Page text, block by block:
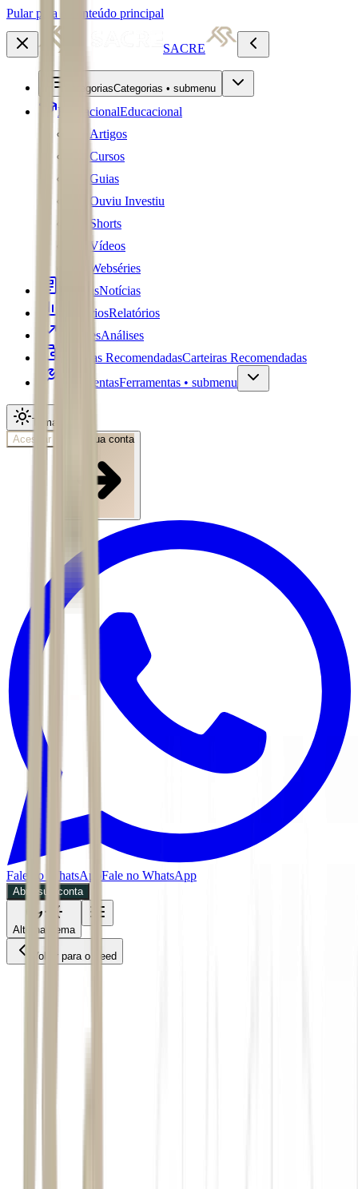
Pular para o conteúdo principal
SACRE
CategoriasCategorias • submenu
EducacionalEducacional
Artigos
Cursos
Guias
Ouviu Investiu
Shorts
Vídeos
Webséries
NotíciasNotícias
RelatóriosRelatórios
AnálisesAnálises
Carteiras RecomendadasCarteiras Recomendadas
FerramentasFerramentas • submenu
Tema
Acessar
Abra sua conta
Fale no WhatsAppFale no WhatsApp
Abra sua conta
Alternar tema
Voltar para o Feed